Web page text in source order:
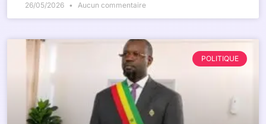
26/05/2026 Aucun commentaire
POLITIQUE